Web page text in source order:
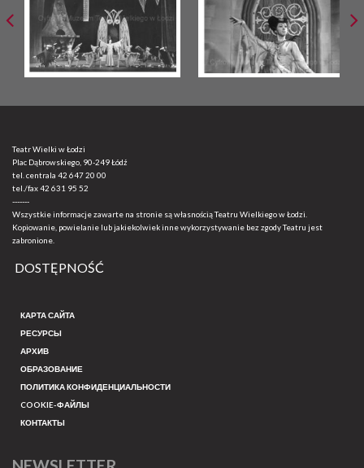
Teatr Wielki w Łodzi
Plac Dąbrowskiego, 90-249 Łódź
tel. centrala 42 647 20 00
tel./fax42 631 95 52
-------
Wszystkie informacje zawarte na stronie są własnością Teatru Wielkiego w Łodzi.
Kopiowanie, powielanie lub jakiekolwiek inne wykorzystywanie bez zgody Teatru jest
zabronione.
DOSTĘPNOŚĆ
КАРТА САЙТА
РЕСУРСЫ
АРХИВ
ОБРАЗОВАНИЕ
ПОЛИТИКА КОНФИДЕНЦИАЛЬНОСТИ
COOKIE-ФАЙЛЫ
КОНТАКТЫ